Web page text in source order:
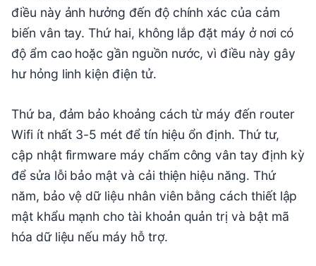
điều này ảnh hưởng đến độ chính xác của cảm
biến vân tay. Thứ hai, không lắp đặt máy ở nơi có
độ ẩm cao hoặc gần nguồn nước, vì điều này gây
hư hỏng linh kiện điện tử.
Thứ ba, đảm bảo khoảng cách từ máy đến router
Wifi ít nhất 3-5 mét để tín hiệu ổn định. Thứ tư,
cập nhật firmware máy chấm công vân tay định kỳ
để sửa lỗi bảo mật và cải thiện hiệu năng. Thứ
năm, bảo vệ dữ liệu nhân viên bằng cách thiết lập
mật khẩu mạnh cho tài khoản quản trị và bật mã
hóa dữ liệu nếu máy hỗ trợ.